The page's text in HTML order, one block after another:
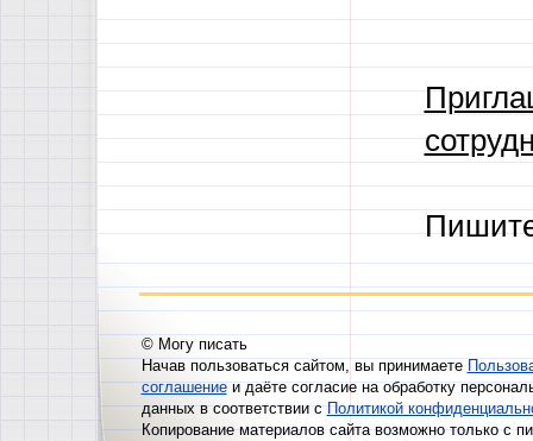
© Могу писать
Начав пользоваться сайтом, вы принимаете
соглашениеи даёте согласие на обработку
данных в соответствии сПолитикой
Копирование материалов сайта возможно только с